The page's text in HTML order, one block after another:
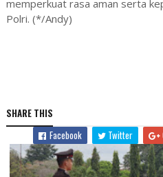
memperkuat rasa aman serta
Polri. (*/Andy)
SHARE THIS
Facebook
Twitter